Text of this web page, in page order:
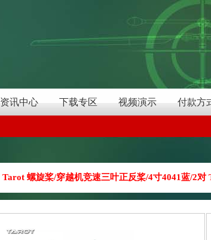
资讯中心 下载专区 视频演示 付款方
Tarot 螺旋桨/穿越机竞速三叶正反桨/4寸4041蓝/2对